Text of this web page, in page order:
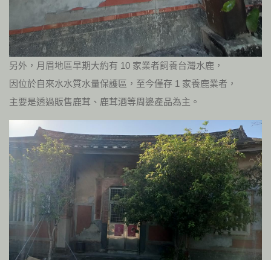
另外，月眉地區早期大約有 10 家業者飼養台灣水鹿，
因位於自來水水質水量保護區，至今僅存 1 家養鹿業者，
主要是透過販售鹿茸、鹿茸酒等周邊產品為主。